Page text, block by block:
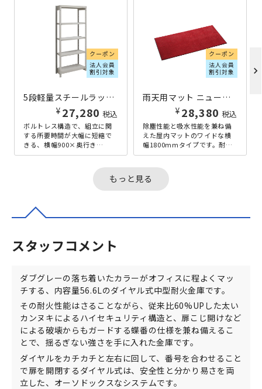
クーポン
法人会員
割引対象
5段軽量スチールラック NBタイプ H1800×W900×D600 アイボリー
¥ 27,280 税込
ボルトレス構造で、組立に関
する所要時間が大幅に短縮で
きる、横幅900×奥行き
600mmの5段軽量ラックで
クーポン
法人会員
割引対象
雨天用マット ニューテラレイン W1800×D900×H9.8 レッド
¥ 28,380 税込
除塵性能と吸水性能を兼ね備
えた屋内マットのワイドな横
幅1800mmタイプです。耐久
性にも優れており、抗菌剤入
時の玄...
chevron_right
もっと見る
スタッフコメント
ダブグレーの落ち着いたカラーがオフィスに程よくマッ
チする、内容量56.6Lのダイヤル式中型耐火金庫です。
その耐火性能はさることながら、従来比60%UPした太い
カンヌキによるハイセキュリティ構造と、扉こじ開けなど
による破壊からもガードする蝶番の仕様を兼ね備えるこ
とで、揺るぎない強さを手に入れた金庫です。
ダイヤルをカチカチと左右に回して、番号を合わせること
で扉を開閉するダイヤル式は、安全性と分かり易さを両
立した、オーソドックスなシステムです。